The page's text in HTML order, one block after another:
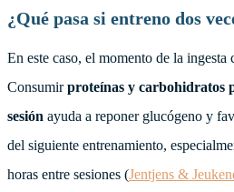
¿Qué pasa si entreno dos
En este caso, el momento de la
Consumirproteínas y carbohidratos
sesión ayuda a reponer glucógeno y
del siguiente entrenamiento,
horas entre sesiones (Jentjens &